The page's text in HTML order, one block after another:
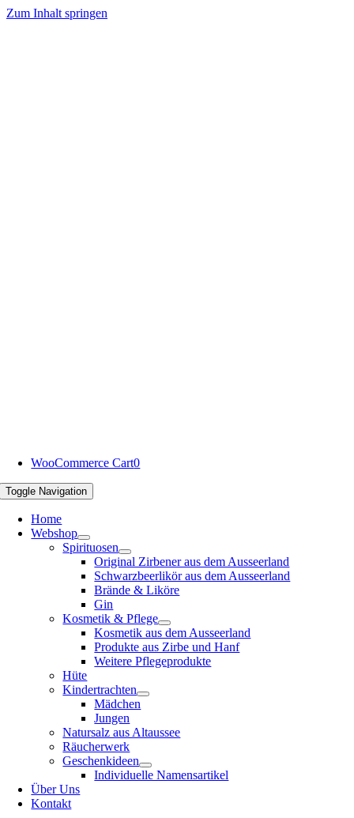
Zum Inhalt springen
WooCommerce Cart0
Toggle Navigation
Home
Webshop
Spirituosen
Original Zirbener aus dem Ausseerland
Schwarzbeerlikör aus dem Ausseerland
Brände & Liköre
Gin
Kosmetik & Pflege
Kosmetik aus dem Ausseerland
Produkte aus Zirbe und Hanf
Weitere Pflegeprodukte
Hüte
Kindertrachten
Mädchen
Jungen
Natursalz aus Altaussee
Räucherwerk
Geschenkideen
Individuelle Namensartikel
Über Uns
Kontakt